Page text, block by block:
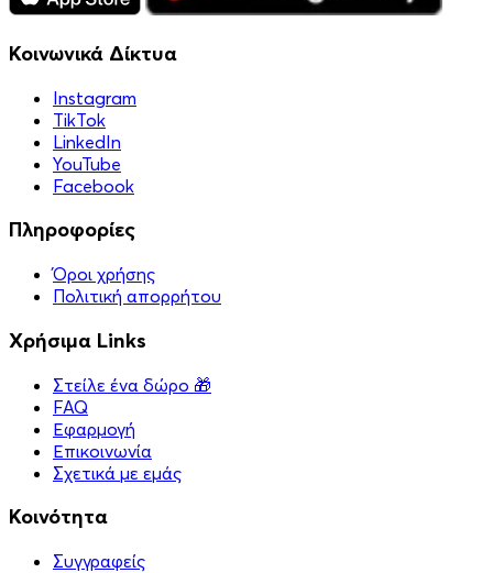
Κοινωνικά Δίκτυα
Instagram
TikTok
LinkedIn
YouTube
Facebook
Πληροφορίες
Όροι χρήσης
Πολιτική απορρήτου
Χρήσιμα Links
Στείλε ένα δώρο 🎁
FAQ
Εφαρμογή
Επικοινωνία
Σχετικά με εμάς
Κοινότητα
Συγγραφείς